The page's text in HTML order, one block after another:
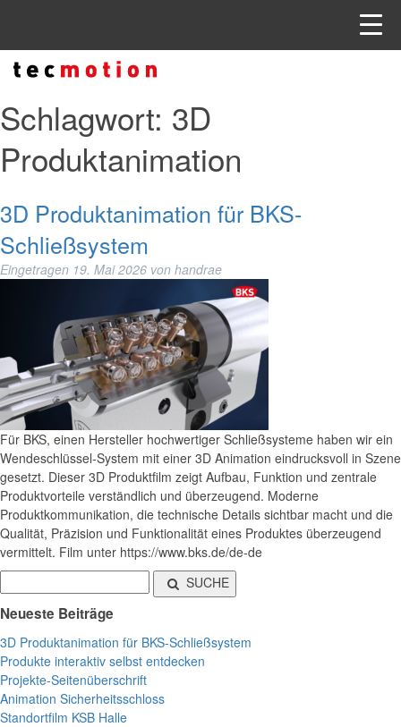
Schlagwort: 3D
Produktanimation
3D Produktanimation für BKS-
Schließsystem
Eingetragen 19. Mai 2026 von handrae
Für BKS, einen Hersteller hochwertiger Schließsysteme haben wir ein
Wendeschlüssel-System mit einer 3D Animation eindrucksvoll in Szene
gesetzt. Dieser 3D Produktfilm zeigt Aufbau, Funktion und zentrale
Produktvorteile verständlich und überzeugend. Moderne
Produktkommunikation, die technische Details sichtbar macht und die
Qualität, Präzision und Funktionalität eines Produktes überzeugend
vermittelt. Film unter https://www.bks.de/de-de
SUCHE
Neueste Beiträge
3D Produktanimation für BKS-Schließsystem
Produkte interaktiv selbst entdecken
Projekte-Seitenüberschrift
Animation Sicherheitsschloss
Standortfilm KSB Halle